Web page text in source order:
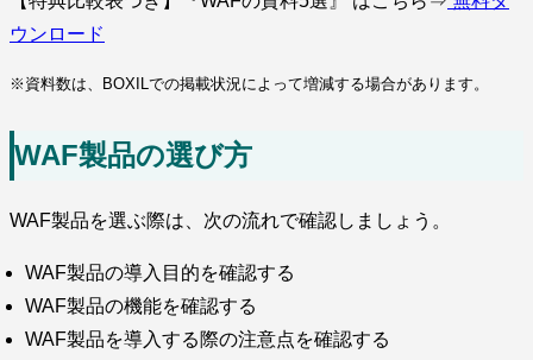
ウンロード
※資料数は、BOXILでの掲載状況によって増減する場合があります。
WAF製品の選び方
WAF製品を選ぶ際は、次の流れで確認しましょう。
WAF製品の導入目的を確認する
WAF製品の機能を確認する
WAF製品を導入する際の注意点を確認する